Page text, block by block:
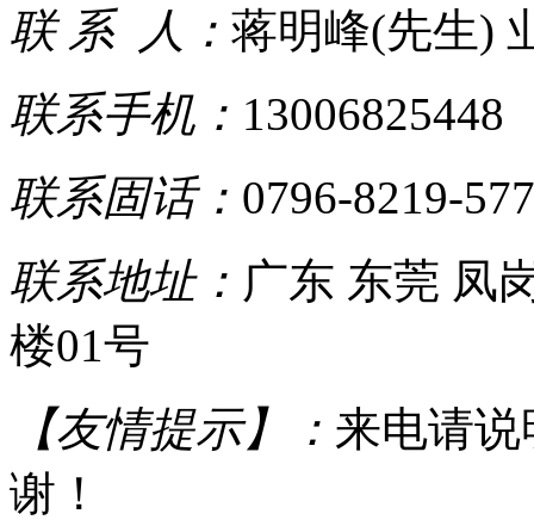
联 系 人： 蒋明峰(先生)
联系手机： 13006825448
联系固话： 0796-8219-
联系地址： 广东 东莞 凤
楼01号
【友情提示】： 来电请
谢！